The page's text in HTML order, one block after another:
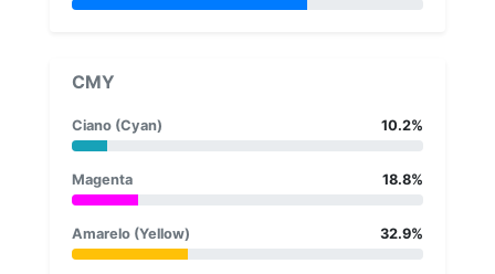
CMY
Ciano (Cyan) 10.2%
Magenta 18.8%
Amarelo (Yellow) 32.9%